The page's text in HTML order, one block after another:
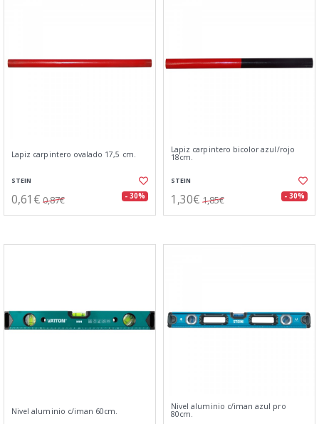
Lapiz carpintero ovalado 17,5 cm.
STEIN
0,61€ 0,87€ - 30%
Lapiz carpintero bicolor azul/rojo
18cm.
STEIN
1,30€ 1,85€ - 30%
Nivel aluminio c/iman 60cm. Nivel aluminio c/iman azul pro
80cm.